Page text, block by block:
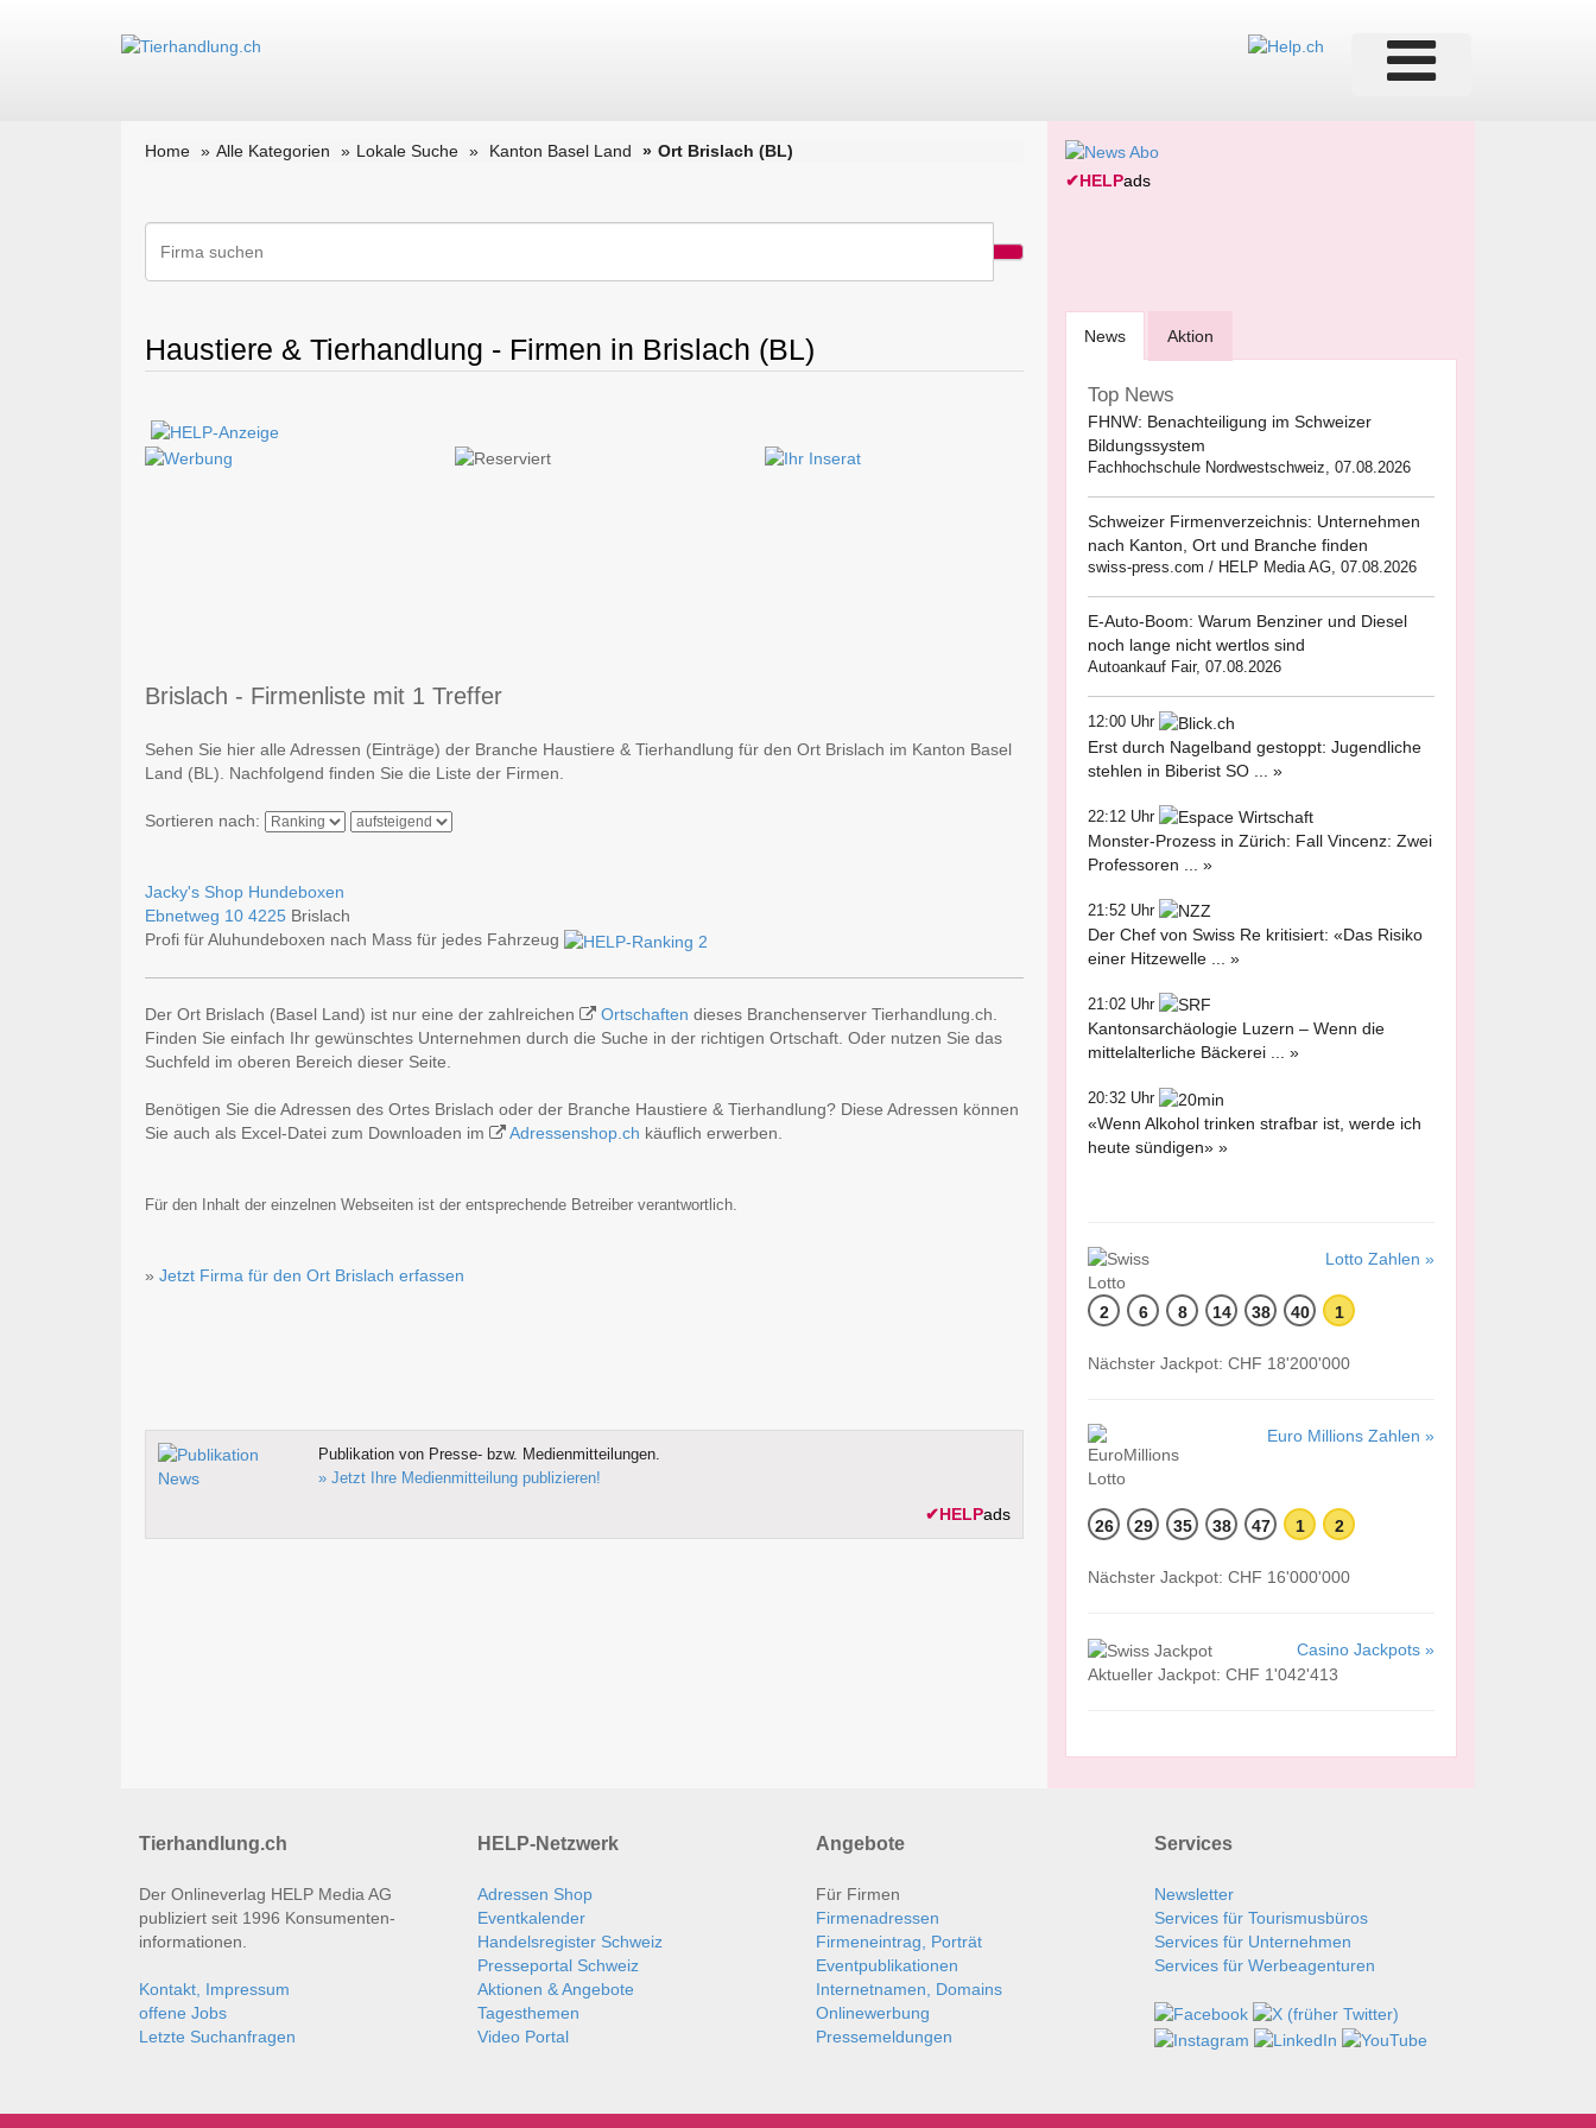
Home Alle Kategorien Lokale Suche Kanton Basel Land Ort Brislach (BL)
Haustiere & Tierhandlung - Firmen in Brislach (BL)
Brislach - Firmenliste mit 1 Treffer
Sehen Sie hier alle Adressen (Einträge) der Branche Haustiere & Tierhandlung für den Ort Brislach im Kanton Basel
Land (BL). Nachfolgend finden Sie die Liste der Firmen.
Sortieren nach:
Jacky's Shop Hundeboxen
Ebnetweg 10 4225 Brislach
Profi für Aluhundeboxen nach Mass für jedes Fahrzeug
Der Ort Brislach (Basel Land) ist nur eine der zahlreichen Ortschaften dieses Branchenserver Tierhandlung.ch.
Finden Sie einfach Ihr gewünschtes Unternehmen durch die Suche in der richtigen Ortschaft. Oder nutzen Sie das
Suchfeld im oberen Bereich dieser Seite.
Benötigen Sie die Adressen des Ortes Brislach oder der Branche Haustiere & Tierhandlung? Diese Adressen können
Sie auch als Excel-Datei zum Downloaden im
Adressenshop.ch käuflich erwerben.
Für den Inhalt der einzelnen Webseiten ist der entsprechende Betreiber verantwortlich.
» Jetzt Firma für den Ort Brislach erfassen
Publikation von Presse- bzw. Medienmitteilungen.
» Jetzt Ihre Medienmitteilung publizieren!
✔HELPads
✔HELPads
News Aktion
Top News
FHNW: Benachteiligung im Schweizer
Bildungssystem
Fachhochschule Nordwestschweiz, 07.08.2026
Schweizer Firmenverzeichnis: Unternehmen
nach Kanton, Ort und Branche finden
swiss-press.com / HELP Media AG, 07.08.2026
E-Auto-Boom: Warum Benziner und Diesel
noch lange nicht wertlos sind
Autoankauf Fair, 07.08.2026
12:00 Uhr
Erst durch Nagelband gestoppt: Jugendliche
stehlen in Biberist SO ... »
22:12 Uhr
Monster-Prozess in Zürich: Fall Vincenz: Zwei
Professoren ... »
21:52 Uhr
Der Chef von Swiss Re kritisiert: «Das Risiko
einer Hitzewelle ... »
21:02 Uhr
Kantonsarchäologie Luzern – Wenn die
mittelalterliche Bäckerei ... »
20:32 Uhr
«Wenn Alkohol trinken strafbar ist, werde ich
heute sündigen» »
Lotto Zahlen »
2 6 8 14 38 40 1
Nächster Jackpot: CHF 18'200'000
Euro Millions Zahlen »
26 29 35 38 47 1 2
Nächster Jackpot: CHF 16'000'000
Casino Jackpots »
Aktueller Jackpot: CHF 1'042'413
Tierhandlung.ch
Der Onlineverlag HELP Media AG
publiziert seit 1996 Konsumenten­
informationen.
Kontakt, Impressum
offene Jobs
Letzte Suchanfragen
HELP-Netzwerk
Adressen Shop
Eventkalender
Handelsregister Schweiz
Presseportal Schweiz
Aktionen & Angebote
Tagesthemen
Video Portal
Angebote
Für Firmen
Firmenadressen
Firmeneintrag, Porträt
Eventpublikationen
Internetnamen, Domains
Onlinewerbung
Pressemeldungen
Services
Newsletter
Services für Tourismusbüros
Services für Unternehmen
Services für Werbeagenturen